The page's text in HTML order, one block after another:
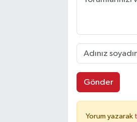
Gönder
Yorum yazarak